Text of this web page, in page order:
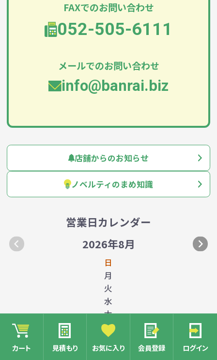
カート 見積もり お気に入り 会員登録 ログイン
FAXでのお問い合わせ
052-505-6111
メールでのお問い合わせ
info@banrai.biz
店舗からのお知らせ
ノベルティのまめ知識
営業日カレンダー
2026年8月
日
月
火
水
木
金
土